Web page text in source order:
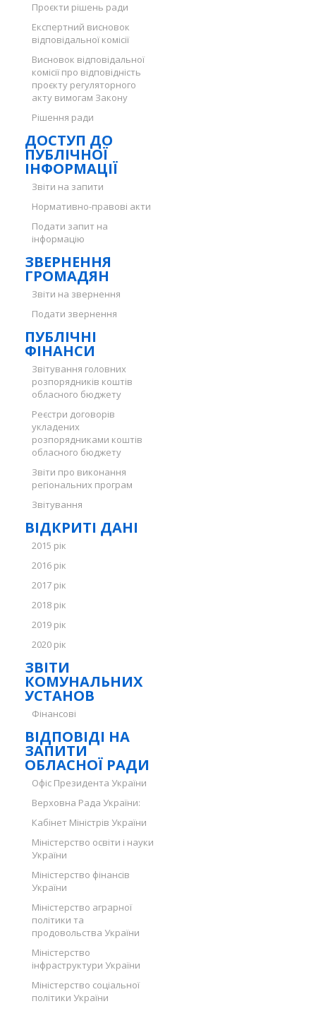
Проєкти рішень ради
Експертний висновок
відповідальної комісії
Висновок відповідальної
комісії про відповідність
проєкту регуляторного
акту вимогам Закону
Рішення ради
ДОСТУП ДО
ПУБЛІЧНОЇ
ІНФОРМАЦІЇ
Звіти на запити
Нормативно-правові акти
Подати запит на
інформацію
ЗВЕРНЕННЯ
ГРОМАДЯН
Звіти на звернення
Подати звернення
ПУБЛІЧНІ
ФІНАНСИ
Звітування головних
розпорядників коштів
обласного бюджету
Реєстри договорів
укладених
розпорядниками коштів
обласного бюджету
Звіти про виконання
регіональних програм
Звітування
ВІДКРИТІ ДАНІ
2015 рік
2016 рік
2017 рік
2018 рік
2019 рік
2020 рік
ЗВІТИ
КОМУНАЛЬНИХ
УСТАНОВ
Фінансові
ВІДПОВІДІ НА
ЗАПИТИ
ОБЛАСНОЇ РАДИ
Офіс Президента України
Верховна Рада України:
Кабінет Міністрів України
Міністерство освіти і науки
України
Міністерство фінансів
України
Міністерство аграрної
політики та
продовольства України
Міністерство
інфраструктури України
Міністерство соціальної
політики України